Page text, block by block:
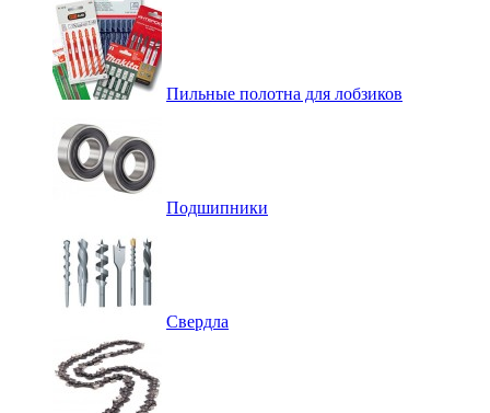
Пильные полотна для лобзиков
Подшипники
Свердла